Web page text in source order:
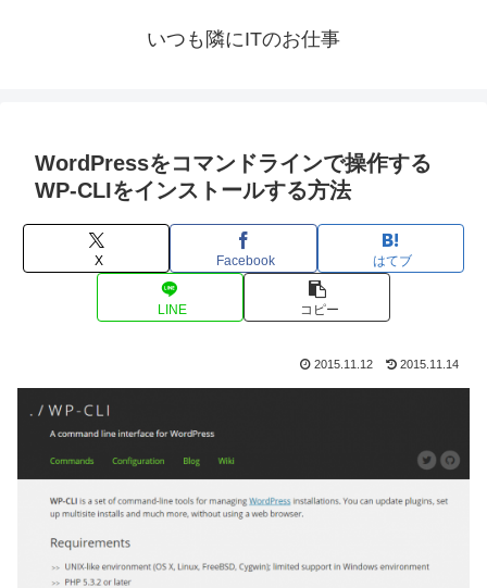
いつも隣にITのお仕事
WordPressをコマンドラインで操作する
WP-CLIをインストールする方法
X Facebook はてブ
LINE コピー
2015.11.12 2015.11.14